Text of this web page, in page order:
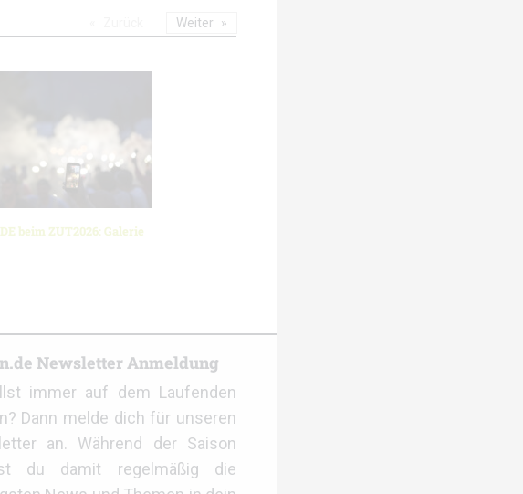
beim ZUT2026: Galerie
Weiter
Newsletter Anmeldung
immer auf dem Laufenden
Dann melde dich für unseren
an. Während der Saison
du damit regelmäßig die